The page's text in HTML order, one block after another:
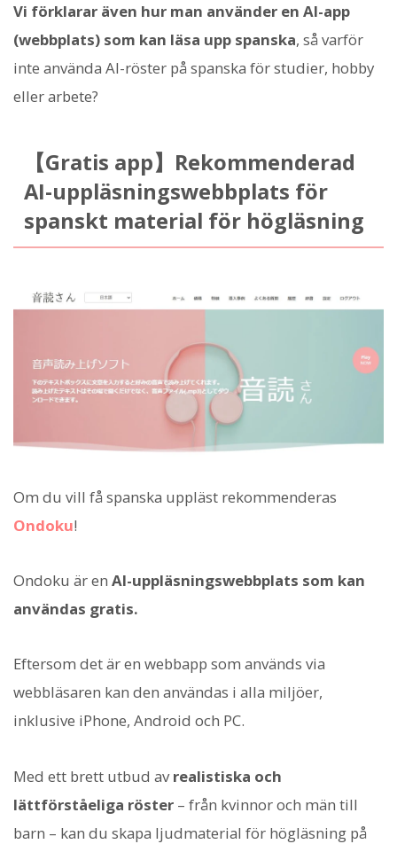
Vi förklarar även hur man använder en AI-app
(webbplats) som kan läsa upp spanska, så varför
inte använda AI-röster på spanska för studier, hobby
eller arbete?
【Gratis app】Rekommenderad
AI-uppläsningswebbplats för
spanskt material för högläsning
Om du vill få spanska uppläst rekommenderas
Ondoku!
Ondoku är en AI-uppläsningswebbplats som kan
användas gratis.
Eftersom det är en webbapp som används via
webbläsaren kan den användas i alla miljöer,
inklusive iPhone, Android och PC.
Med ett brett utbud avrealistiska och
lättförståeliga röster – från kvinnor och män till
barn – kan du skapa ljudmaterial för högläsning på